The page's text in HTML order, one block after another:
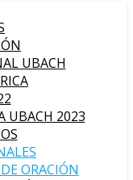
UBACH
UBACH 2023
ORACIÓN